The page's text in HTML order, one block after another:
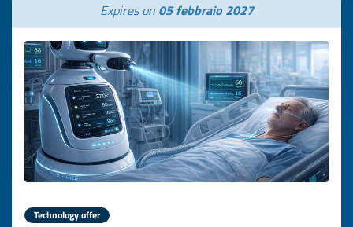
Expires on 05 febbraio 2027
Technology offer